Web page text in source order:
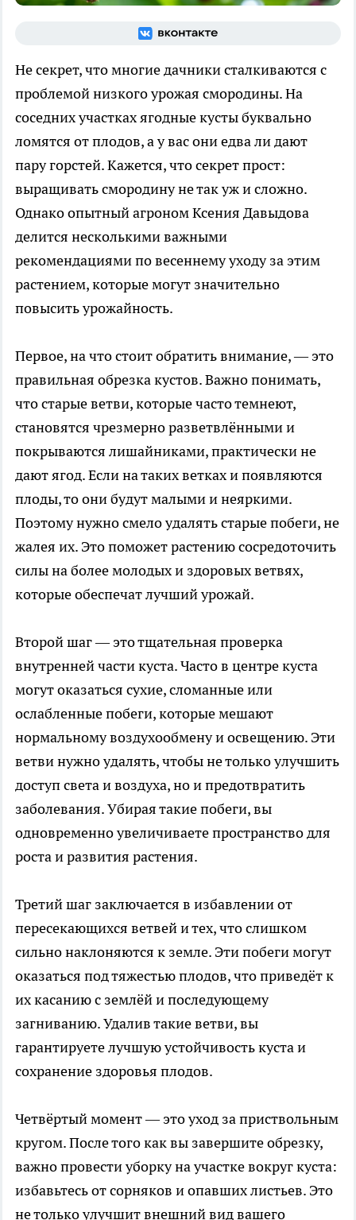
Не секрет, что многие дачники сталкиваются с
проблемой низкого урожая смородины. На
соседних участках ягодные кусты буквально
ломятся от плодов, а у вас они едва ли дают
пару горстей. Кажется, что секрет прост:
выращивать смородину не так уж и сложно.
Однако опытный агроном Ксения Давыдова
делится несколькими важными
рекомендациями по весеннему уходу за этим
растением, которые могут значительно
повысить урожайность.
Первое, на что стоит обратить внимание, — это
правильная обрезка кустов. Важно понимать,
что старые ветви, которые часто темнеют,
становятся чрезмерно разветвлёнными и
покрываются лишайниками, практически не
дают ягод. Если на таких ветках и появляются
плоды, то они будут малыми и неяркими.
Поэтому нужно смело удалять старые побеги, не
жалея их. Это поможет растению сосредоточить
силы на более молодых и здоровых ветвях,
которые обеспечат лучший урожай.
Второй шаг — это тщательная проверка
внутренней части куста. Часто в центре куста
могут оказаться сухие, сломанные или
ослабленные побеги, которые мешают
нормальному воздухообмену и освещению. Эти
ветви нужно удалять, чтобы не только улучшить
доступ света и воздуха, но и предотвратить
заболевания. Убирая такие побеги, вы
одновременно увеличиваете пространство для
роста и развития растения.
Третий шаг заключается в избавлении от
пересекающихся ветвей и тех, что слишком
сильно наклоняются к земле. Эти побеги могут
оказаться под тяжестью плодов, что приведёт к
их касанию с землёй и последующему
загниванию. Удалив такие ветви, вы
гарантируете лучшую устойчивость куста и
сохранение здоровья плодов.
Четвёртый момент — это уход за приствольным
кругом. После того как вы завершите обрезку,
важно провести уборку на участке вокруг куста:
избавьтесь от сорняков и опавших листьев. Это
не только улучшит внешний вид вашего